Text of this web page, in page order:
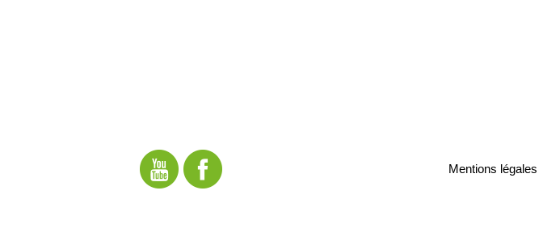
Mentions légales